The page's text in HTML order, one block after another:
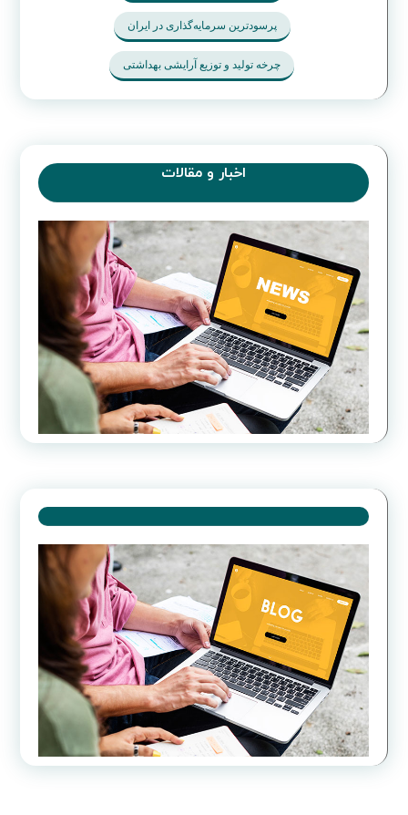
پرسودترین سرمایه‌گذاری در ایران
چرخه تولید و توزیع آرایشی بهداشتی
اخبار و مقالات